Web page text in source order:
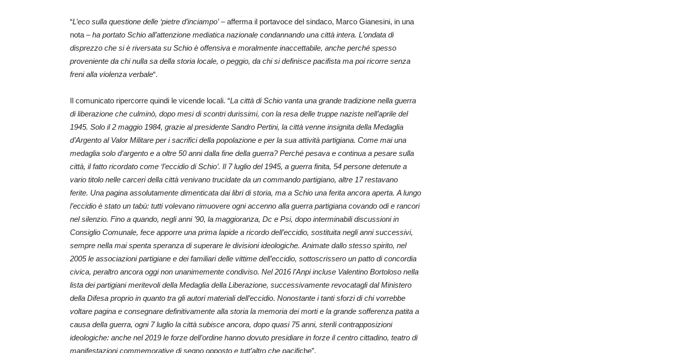
“L’eco sulla questione delle ‘pietre d’inciampo’– afferma il portavoce del sindaco, Marco Gianesini, in una
nota –ha portato Schio all’attenzione mediatica nazionale condannando una città intera. L’ondata di
disprezzo che si è riversata su Schio è offensiva e moralmente inaccettabile, anche perché spesso
proveniente da chi nulla sa della storia locale, o peggio, da chi si definisce pacifista ma poi ricorre senza
freni alla violenza verbale“.
Il comunicato ripercorre quindi le vicende locali. “La città di Schio vanta una grande tradizione nella guerra
di liberazione che culminò, dopo mesi di scontri durissimi, con la resa delle truppe naziste nell’aprile del
1945. Solo il 2 maggio 1984, grazie al presidente Sandro Pertini, la città venne insignita della Medaglia
d’Argento al Valor Militare per i sacrifici della popolazione e per la sua attività partigiana. Come mai una
medaglia solo d’argento e a oltre 50 anni dalla fine della guerra? Perché pesava e continua a pesare sulla
città, il fatto ricordato come ‘l’eccidio di Schio’. Il 7 luglio del 1945, a guerra finita, 54 persone detenute a
vario titolo nelle carceri della città venivano trucidate da un commando partigiano, altre 17 restavano
ferite. Una pagina assolutamente dimenticata dai libri di storia, ma a Schio una ferita ancora aperta. A lungo
l’eccidio è stato un tabù: tutti volevano rimuovere ogni accenno alla guerra partigiana covando odi e rancori
nel silenzio. Fino a quando, negli anni ’90, la maggioranza, Dc e Psi, dopo interminabili discussioni in
Consiglio Comunale, fece apporre una prima lapide a ricordo dell’eccidio, sostituita negli anni successivi,
sempre nella mai spenta speranza di superare le divisioni ideologiche. Animate dallo stesso spirito, nel
2005 le associazioni partigiane e dei familiari delle vittime dell’eccidio, sottoscrissero un patto di concordia
civica, peraltro ancora oggi non unanimemente condiviso. Nel 2016 l’Anpi incluse Valentino Bortoloso nella
lista dei partigiani meritevoli della Medaglia della Liberazione, successivamente revocatagli dal Ministero
della Difesa proprio in quanto tra gli autori materiali dell’eccidio. Nonostante i tanti sforzi di chi vorrebbe
voltare pagina e consegnare definitivamente alla storia la memoria dei morti e la grande sofferenza patita a
causa della guerra, ogni 7 luglio la città subisce ancora, dopo quasi 75 anni, sterili contrapposizioni
ideologiche: anche nel 2019 le forze dell’ordine hanno dovuto presidiare in forze il centro cittadino, teatro di
manifestazioni commemorative di segno opposto e tutt’altro che pacifiche”.